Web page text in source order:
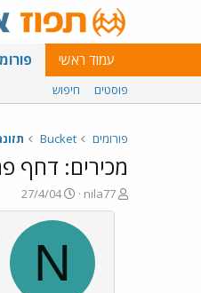
עמוד ראשי
פוסטים חיפוש
פורומים Bucket
מכירים: דחף
פ
ו
nila77
פ
ו
ר
ב
27/4/04
N